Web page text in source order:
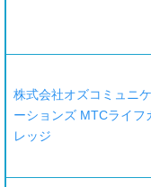
株式会社オズコミュニケ
ーションズ MTCライフ
レッジ